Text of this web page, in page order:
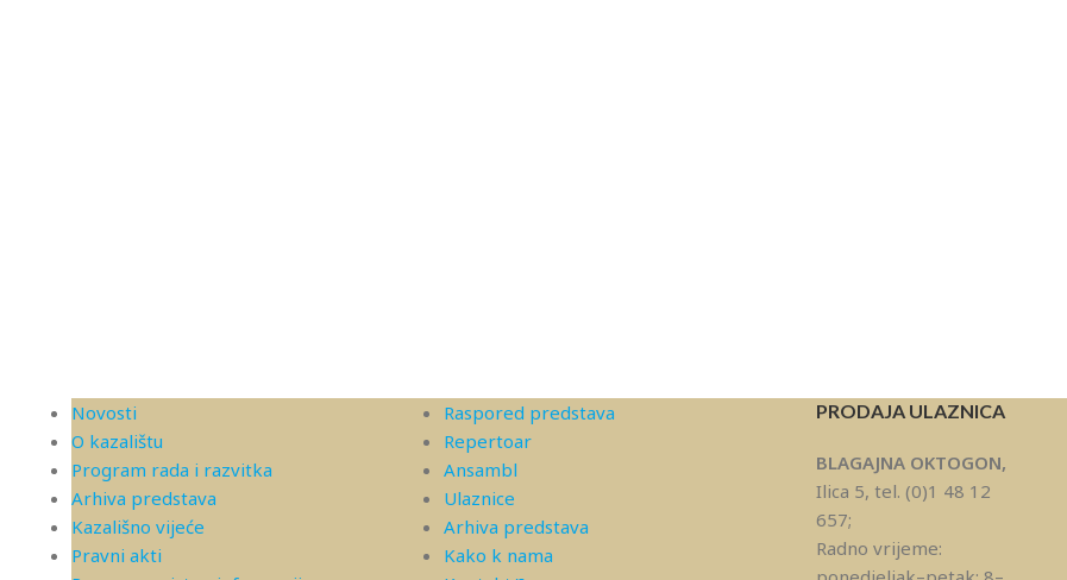
Novosti
O kazalištu
Program rada i razvitka
Arhiva predstava
Kazališno vijeće
Pravni akti
Raspored predstava
Repertoar
Ansambl
Ulaznice
Arhiva predstava
Kako k nama
PRODAJA ULAZNICA
BLAGAJNA OKTOGON,
Ilica 5, tel. (0)1 48 12
657;
Radno vrijeme: